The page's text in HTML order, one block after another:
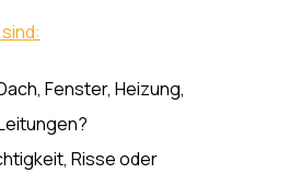
Fenster, Heizung,
Risse oder